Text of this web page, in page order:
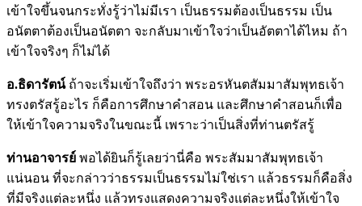
เข้าใจขึ้นจนกระทั่งรู้ว่าไม่มีเรา เป็นธรรมต้องเป็นธรรม เป็น
อนัตตาต้องเป็นอนัตตา จะกลับมาเข้าใจว่าเป็นอัตตาได้ไหม ถ้า
เข้าใจจริงๆ ก็ไม่ได้
อ.ธิดารัตน์ถ้าจะเริ่มเข้าใจถึงว่า พระอรหันตสัมมาสัมพุทธเจ้า
ทรงตรัสรู้อะไร ก็คือการศึกษาคำสอน และศึกษาคำสอนก็เพื่อ
ให้เข้าใจความจริงในขณะนี้ เพราะว่าเป็นสิ่งที่ท่านตรัสรู้
ท่านอาจารย์ พอได้ยินก็รู้เลยว่านี่คือ พระสัมมาสัมพุทธเจ้า
แน่นอน ที่จะกล่าวว่าธรรมเป็นธรรมไม่ใช่เรา แล้วธรรมก็คือสิ่ง
ที่มีจริงแต่ละหนึ่ง แล้วทรงแสดงความจริงแต่ละหนึ่งให้เข้าใจ